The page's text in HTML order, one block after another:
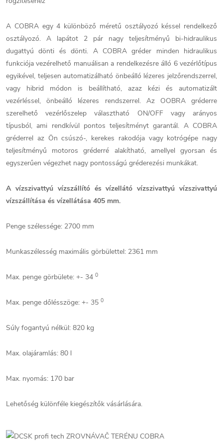
A COBRA egy 4 különböző méretű osztályozó késsel rendelkező
osztályozó. A lapátot 2 pár nagy teljesítményű bi-hidraulikus
dugattyú dönti és dönti. A COBRA gréder minden hidraulikus
funkciója vezérelhető manuálisan a rendelkezésre álló 6 vezérlőtípus
egyikével, teljesen automatizálható önbeálló lézeres jelzőrendszerrel,
vagy hibrid módon is beállítható, azaz kézi és automatizált
vezérléssel, önbeálló lézeres rendszerrel. Az OOBRA gréderre
szerelhető vezérlőszelep választható ON/OFF vagy arányos
típusból, ami rendkívül pontos teljesítményt garantál. A COBRA
gréderrel az Ön csúszó-, kerekes rakodója vagy kotrógépe nagy
teljesítményű motoros gréderré alakítható, amellyel gyorsan és
egyszerűen végezhet nagy pontosságú gréderezési munkákat.
A vízszivattyú vízszállító és vízellátó vízszivattyú vízszivattyú
vízszállítása és vízellátása 405 mm.
Penge szélessége: 2700 mm
Munkaszélesség maximális görbülettel: 2361 mm
Max. penge görbülete: +- 34 0
Max. penge dőlésszöge: +- 35 0
Súly fogantyú nélkül: 820 kg
Max. olajáramlás: 80 l
Max. nyomás: 170 bar
Lehetőség különféle kiegészítők vásárlására.